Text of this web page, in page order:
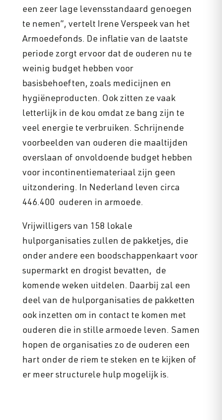
een zeer lage levensstandaard genoegen
te nemen”, vertelt Irene Verspeek van het
Armoedefonds. De inflatie van de laatste
periode zorgt ervoor dat de ouderen nu te
weinig budget hebben voor
basisbehoeften, zoals medicijnen en
hygiëneproducten. Ook zitten ze vaak
letterlijk in de kou omdat ze bang zijn te
veel energie te verbruiken. Schrijnende
voorbeelden van ouderen die maaltijden
overslaan of onvoldoende budget hebben
voor incontinentiemateriaal zijn geen
uitzondering. In Nederland leven circa
446.400 ouderen in armoede.
Vrijwilligers van 158 lokale
hulporganisaties zullen de pakketjes, die
onder andere een boodschappenkaart voor
supermarkt en drogist bevatten, de
komende weken uitdelen. Daarbij zal een
deel van de hulporganisaties de pakketten
ook inzetten om in contact te komen met
ouderen die in stille armoede leven. Samen
hopen de organisaties zo de ouderen een
hart onder de riem te steken en te kijken of
er meer structurele hulp mogelijk is.